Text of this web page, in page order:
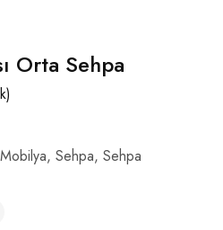
Orta Sehpa
Mobilya, Sehpa, Sehpa